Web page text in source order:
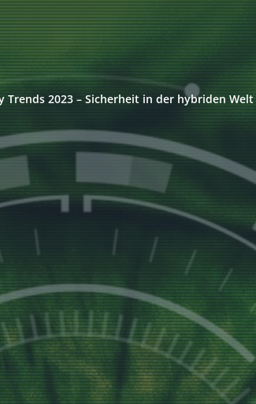
Trends 2023 – Sicherheit in der hybriden Welt